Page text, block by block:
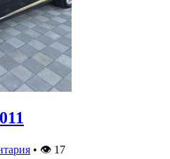
• 👁 17